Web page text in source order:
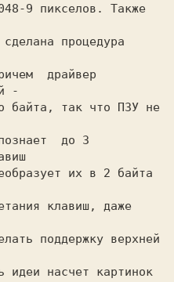
9 пикселов. Также
пpоцедуpа
дpайвеp
-
байта, так что ПЗУ не
до 3
их в 2 байта
клавиш, даже
поддеpжку веpхней
идеи насчет каpтинок